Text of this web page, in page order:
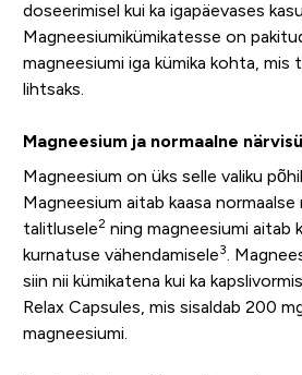
doseerimisel kui ka igapäevases
Magneesiumikümikatesse on
magneesiumi iga kümika kohta, mis
lihtsaks.
Magneesium ja normaalne
Magneesium on üks selle valiku
Magneesium aitab kaasa
talitlusele2ning magneesiumi aitab
kurnatuse vähendamisele3
.
siin nii kümikatena kui ka
Relax Capsules, mis sisaldab 200
magneesiumi.